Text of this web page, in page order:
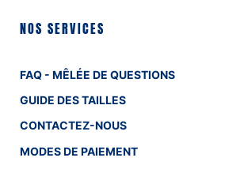
NOS SERVICES
FAQ - MÊLÉE DE QUESTIONS
GUIDE DES TAILLES
CONTACTEZ-NOUS
MODES DE PAIEMENT